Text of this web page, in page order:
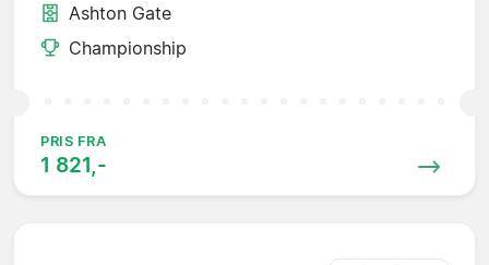
Ashton Gate
Championship
PRIS FRA
1 821,-